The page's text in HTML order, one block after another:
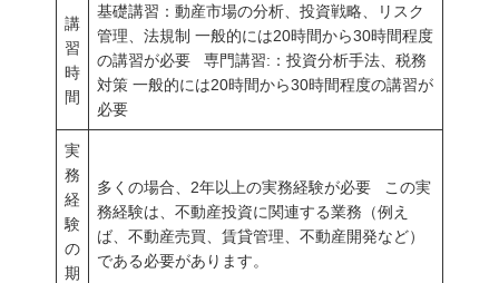
講
習
時
間
基礎講習：動産市場の分析、投資戦略、リスク
管理、法規制 一般的には20時間から30時間程度
の講習が必要 専門講習:：投資分析手法、税務
対策 一般的には20時間から30時間程度の講習が
必要
実
務
経
験
の
期
多くの場合、2年以上の実務経験が必要 この実
務経験は、不動産投資に関連する業務（例え
ば、不動産売買、賃貸管理、不動産開発など）
である必要があります。